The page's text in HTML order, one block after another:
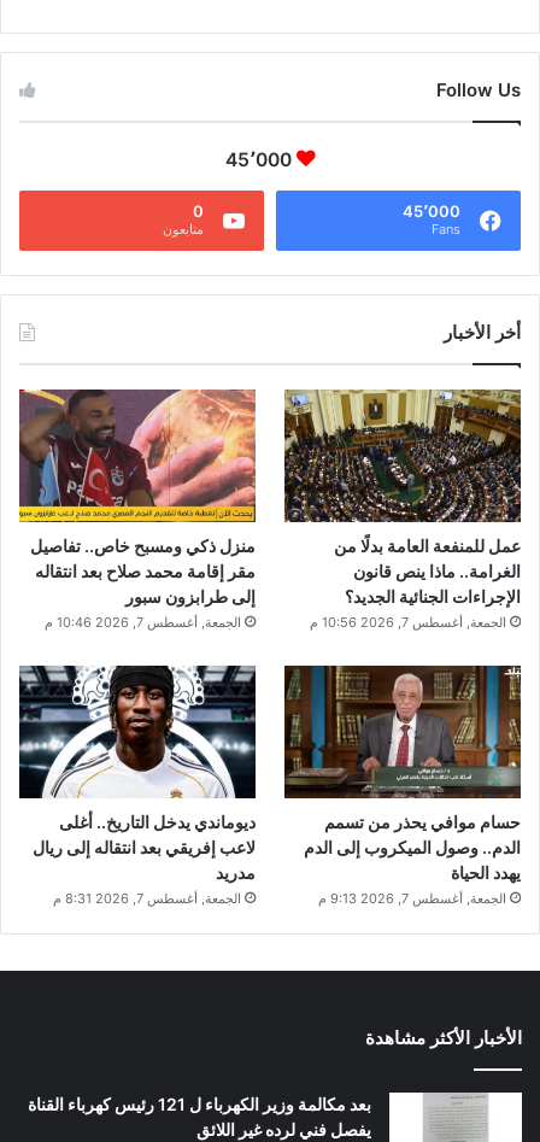
Follow Us
45٬000
45٬000
Fans
0
متابعون
أخر الأخبار
عمل للمنفعة العامة بدلًا من
الغرامة.. ماذا ينص قانون
الإجراءات الجنائية الجديد؟
الجمعة, أغسطس 7, 2026 10:56 م
منزل ذكي ومسبح خاص.. تفاصيل
مقر إقامة محمد صلاح بعد انتقاله
إلى طرابزون سبور
الجمعة, أغسطس 7, 2026 10:46 م
حسام موافي يحذر من تسمم
الدم.. وصول الميكروب إلى الدم
يهدد الحياة
الجمعة, أغسطس 7, 2026 9:13 م
ديوماندي يدخل التاريخ.. أغلى
لاعب إفريقي بعد انتقاله إلى ريال
مدريد
الجمعة, أغسطس 7, 2026 8:31 م
الأخبار الأكثر مشاهدة
بعد مكالمة وزير الكهرباء ل 121 رئيس كهرباء القناة
يفصل فني لرده غير اللائق